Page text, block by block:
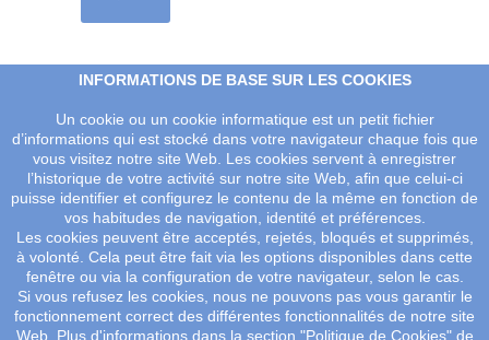
Filtres actifs
INFORMATIONS DE BASE SUR LES COOKIES
Un cookie ou un cookie informatique est un petit fichier
d’informations qui est stocké dans votre navigateur chaque fois que
vous visitez notre site Web. Les cookies servent à enregistrer
l’historique de votre activité sur notre site Web, afin que celui-ci
puisse identifier et configurez le contenu de la même en fonction de
vos habitudes de navigation, identité et préférences.
Les cookies peuvent être acceptés, rejetés, bloqués et supprimés,
à volonté. Cela peut être fait via les options disponibles dans cette
fenêtre ou via la configuration de votre navigateur, selon le cas.
Si vous refusez les cookies, nous ne pouvons pas vous garantir le
fonctionnement correct des différentes fonctionnalités de notre site
Web. Plus d'informations dans la section "Politique de Cookies" de
© 2026 Salvador Figueras Tous droits réserves. Avis légal |
Vos données sûres | Politique de protection des données |
Términos y condiciones | Politique de cookies